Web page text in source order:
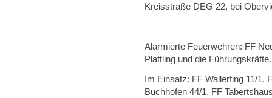
Kreisstraße DEG 22, bei
Alarmierte Feuerwehren: FF
Plattling und die Führungskräfte.
Im Einsatz: FF Wallerfing 11/1,
Buchhofen 44/1, FF